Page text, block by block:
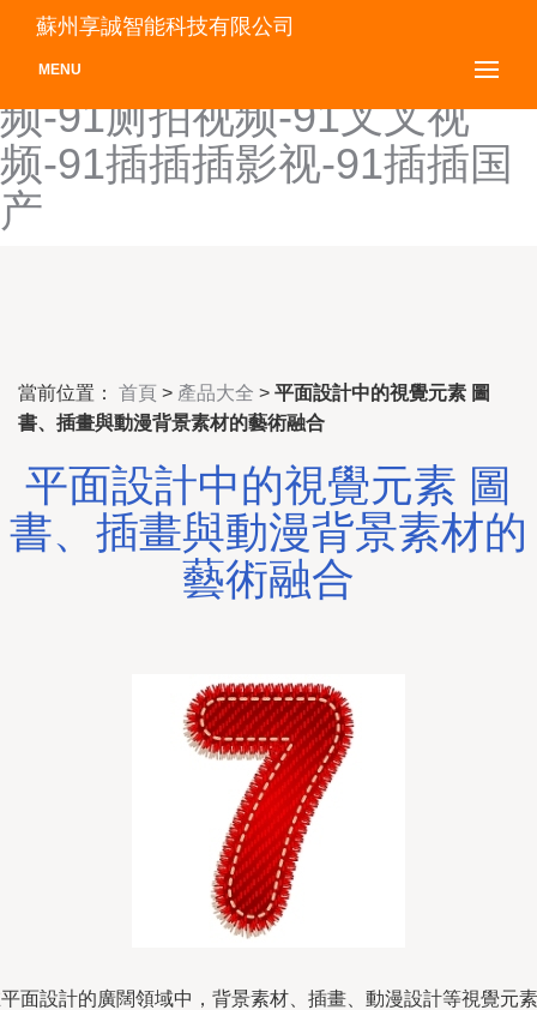
91操碰-91艹b-91草草草-91
草草视频-91草人网站-91视
频-91厕拍视频-91叉叉视
频-91插插插影视-91插插国
产
蘇州享誠智能科技有限公司
MENU
當前位置： 首頁 > 產品大全 > 平面設計中的視覺元素 圖
書、插畫與動漫背景素材的藝術融合
平面設計中的視覺元素 圖
書、插畫與動漫背景素材的
藝術融合
面設計的廣闊領域中，背景素材、插畫、動漫設計等視覺元素